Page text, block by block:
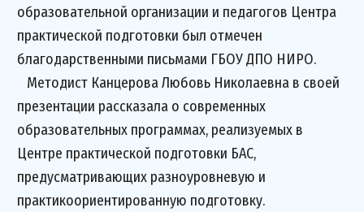
образовательной организации и педагогов Центра
практической подготовки был отмечен
благодарственными письмами ГБОУ ДПО НИРО.
Методист Канцерова Любовь Николаевна в своей
презентации рассказала о современных
образовательных программах, реализуемых в
Центре практической подготовки БАС,
предусматривающих разноуровневую и
практикоориентированную подготовку.